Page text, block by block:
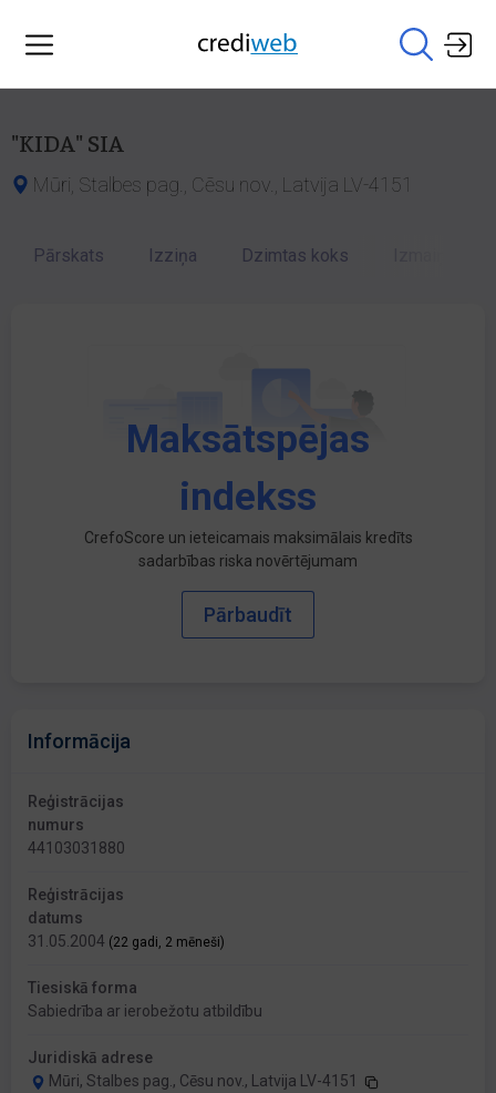
"KIDA" SIA
Mūri, Stalbes pag., Cēsu nov., Latvija LV-4151
Pārskats Izziņa Dzimtas koks
Maksātspējas
indekss
CrefoScore un ieteicamais maksimālais kredīts
sadarbības riska novērtējumam
Pārbaudīt
Informācija
Reģistrācijas
numurs
44103031880
Reģistrācijas
datums
31.05.2004 (22 gadi, 2 mēneši)
Tiesiskā forma
Sabiedrība ar ierobežotu atbildību
Juridiskā adrese
Mūri, Stalbes pag., Cēsu nov., Latvija LV-4151